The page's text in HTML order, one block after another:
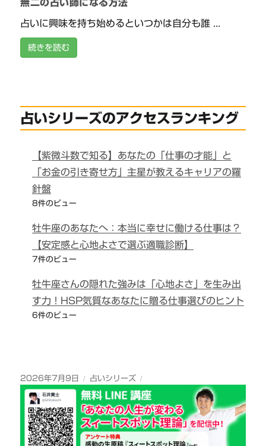
無二の占い師になる方法
占いに興味を持ち始めるといつかは自分も誰 ...
続きを読む
占いシリーズのアクセスランキング
【紫微斗数で知る】あなたの「仕事の才能」と
「お金の引き寄せ方」主星が教えるキャリアの羅
針盤
8件のビュー
牡牛座のあなたへ：本当に幸せに働ける仕事は？
【安定感と心地よさで選ぶ適職診断】
7件のビュー
牡牛座さんの隠れた強みは「心地よさ」を生み出
す力！HSP気質なあなたに贈る仕事選びのヒント
6件のビュー
投
稿
2026年7月9日
カ
テ
ゴ
リ
ー
占いシリーズ